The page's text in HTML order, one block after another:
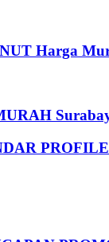
Harga
PROFILE